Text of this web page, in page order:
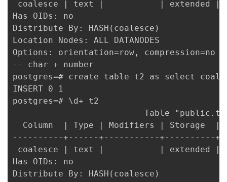
coalesce | text |           |
Has OIDs: no
Distribute By: HASH(coalesce)
Location Nodes: ALL DATANODES
Options: orientation=row, compression=no
-- char + number
postgres=# create table t2 as select
INSERT 0 1
postgres=# \d+ t2
Table
Column  | Type | Modifiers | Storage  |
----------+------+-----------+----------
coalesce | text |           |
Has OIDs: no
Distribute By: HASH(coalesce)